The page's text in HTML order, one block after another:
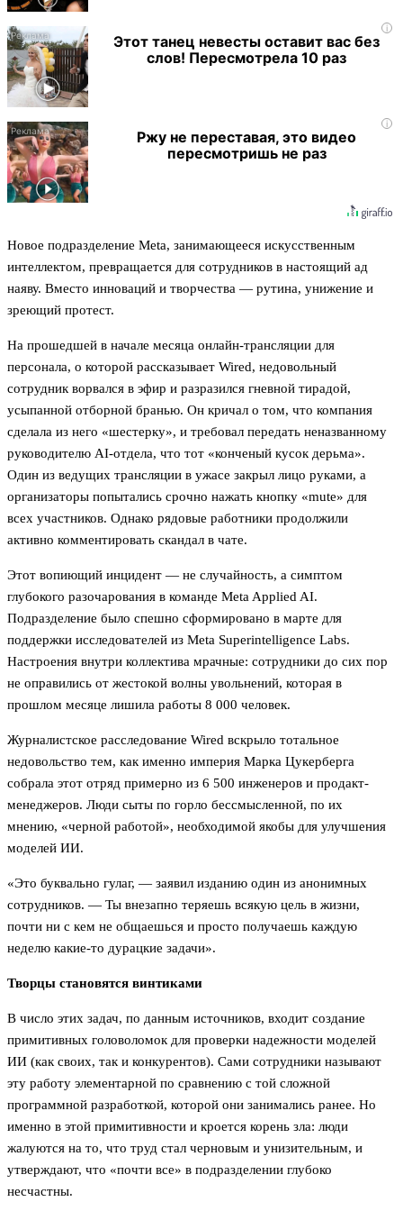
i
Этот танец невесты оставит вас без
слов! Пересмотрела 10 раз
i
Ржу не переставая, это видео
пересмотришь не раз
Новое подразделение Meta, занимающееся искусственным
интеллектом, превращается для сотрудников в настоящий ад
наяву. Вместо инноваций и творчества — рутина, унижение и
зреющий протест.
На прошедшей в начале месяца онлайн-трансляции для
персонала, о которой рассказывает Wired, недовольный
сотрудник ворвался в эфир и разразился гневной тирадой,
усыпанной отборной бранью. Он кричал о том, что компания
сделала из него «шестерку», и требовал передать неназванному
руководителю AI-отдела, что тот «конченый кусок дерьма».
Один из ведущих трансляции в ужасе закрыл лицо руками, а
организаторы попытались срочно нажать кнопку «mute» для
всех участников. Однако рядовые работники продолжили
активно комментировать скандал в чате.
Этот вопиющий инцидент — не случайность, а симптом
глубокого разочарования в команде Meta Applied AI.
Подразделение было спешно сформировано в марте для
поддержки исследователей из Meta Superintelligence Labs.
Настроения внутри коллектива мрачные: сотрудники до сих пор
не оправились от жестокой волны увольнений, которая в
прошлом месяце лишила работы 8 000 человек.
Журналистское расследование Wired вскрыло тотальное
недовольство тем, как именно империя Марка Цукерберга
собрала этот отряд примерно из 6 500 инженеров и продакт-
менеджеров. Люди сыты по горло бессмысленной, по их
мнению, «черной работой», необходимой якобы для улучшения
моделей ИИ.
«Это буквально гулаг, — заявил изданию один из анонимных
сотрудников. — Ты внезапно теряешь всякую цель в жизни,
почти ни с кем не общаешься и просто получаешь каждую
неделю какие-то дурацкие задачи».
Творцы становятся винтиками
В число этих задач, по данным источников, входит создание
примитивных головоломок для проверки надежности моделей
ИИ (как своих, так и конкурентов). Сами сотрудники называют
эту работу элементарной по сравнению с той сложной
программной разработкой, которой они занимались ранее. Но
именно в этой примитивности и кроется корень зла: люди
жалуются на то, что труд стал черновым и унизительным, и
утверждают, что «почти все» в подразделении глубоко
несчастны.